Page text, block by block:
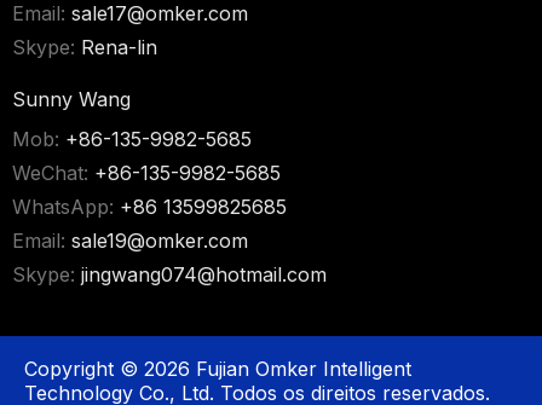
Email: sale17@omker.com
Skype: Rena-lin
Sunny Wang
Mob: +86-135-9982-5685
WeChat: +86-135-9982-5685
WhatsApp: +86 13599825685
Email: sale19@omker.com
Skype: jingwang074@hotmail.com
Copyright © 2026 Fujian Omker Intelligent
Technology Co., Ltd. Todos os direitos reservados.